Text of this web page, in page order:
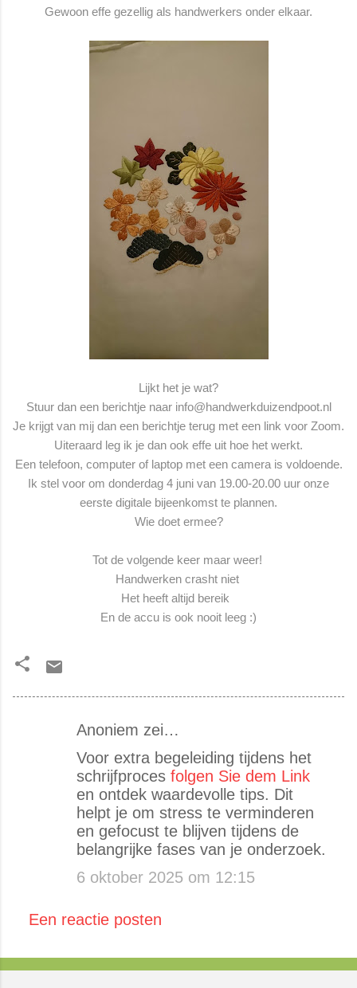
Gewoon effe gezellig als handwerkers onder elkaar.
Lijkt het je wat?
Stuur dan een berichtje naar info@handwerkduizendpoot.nl
Je krijgt van mij dan een berichtje terug met een link voor Zoom.
Uiteraard leg ik je dan ook effe uit hoe het werkt.
Een telefoon, computer of laptop met een camera is voldoende.
Ik stel voor om donderdag 4 juni van 19.00-20.00 uur onze
eerste digitale bijeenkomst te plannen.
Wie doet ermee?
Tot de volgende keer maar weer!
Handwerken crasht niet
Het heeft altijd bereik
En de accu is ook nooit leeg :)
Anoniem zei…
Voor extra begeleiding tijdens het
schrijfproces folgen Sie dem Link
en ontdek waardevolle tips. Dit
helpt je om stress te verminderen
en gefocust te blijven tijdens de
belangrijke fases van je onderzoek.
6 oktober 2025 om 12:15
Een reactie posten